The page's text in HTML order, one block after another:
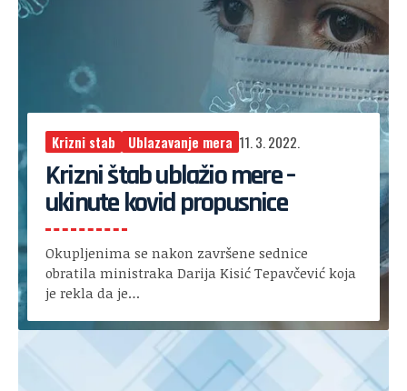
Krizni stab Ublazavanje mera 11. 3. 2022.
Krizni štab ublažio mere –
ukinute kovid propusnice
Okupljenima se nakon završene sednice
obratila ministraka Darija Kisić Tepavčević koja
je rekla da je…